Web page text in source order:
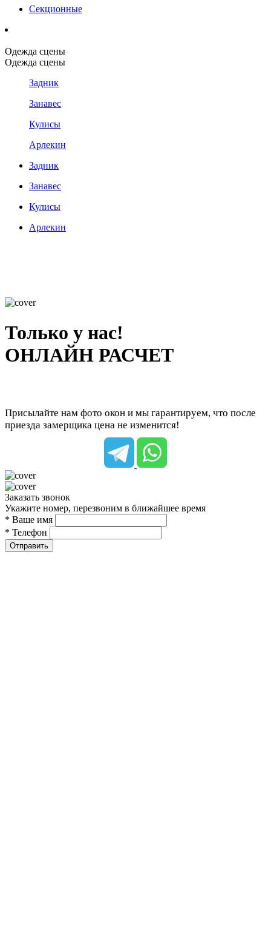
Секционные
Одежда сцены
Одежда сцены
Задник
Занавес
Кулисы
Арлекин
Задник
Занавес
Кулисы
Арлекин
Только у нас!
ОНЛАЙН РАСЧЕТ
Присылайте нам фото окон и мы гарантируем, что после
приезда замерщика цена не изменится!
Заказать звонок
Укажите номер, перезвоним в ближайшее время
* Ваше имя
* Телефон
Отправить